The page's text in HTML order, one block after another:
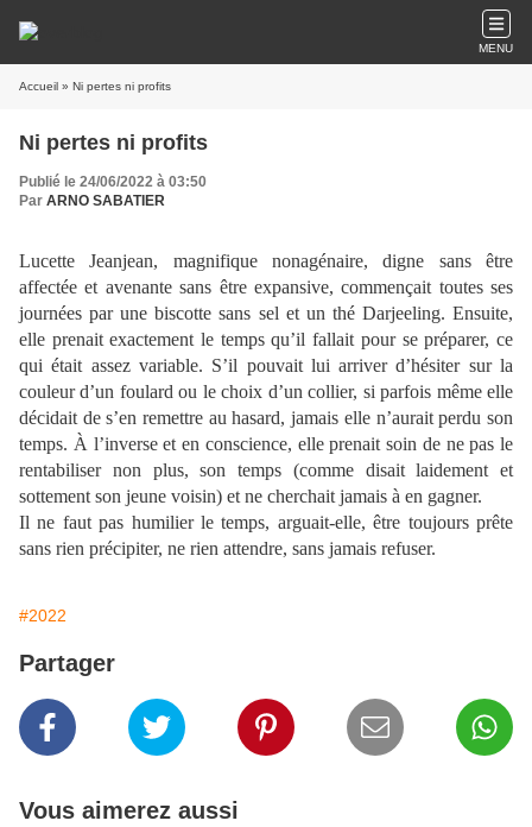
MENU
Accueil » Ni pertes ni profits
Ni pertes ni profits
Publié le 24/06/2022 à 03:50
Par ARNO SABATIER
Lucette Jeanjean, magnifique nonagénaire, digne sans être
affectée et avenante sans être expansive, commençait toutes ses
journées par une biscotte sans sel et un thé Darjeeling. Ensuite,
elle prenait exactement le temps qu’il fallait pour se préparer, ce
qui était assez variable. S’il pouvait lui arriver d’hésiter sur la
couleur d’un foulard ou le choix d’un collier, si parfois même elle
décidait de s’en remettre au hasard, jamais elle n’aurait perdu son
temps. À l’inverse et en conscience, elle prenait soin de ne pas le
rentabiliser non plus, son temps (comme disait laidement et
sottement son jeune voisin) et ne cherchait jamais à en gagner.
Il ne faut pas humilier le temps, arguait-elle, être toujours prête
sans rien précipiter, ne rien attendre, sans jamais refuser.
#2022
Partager
Vous aimerez aussi